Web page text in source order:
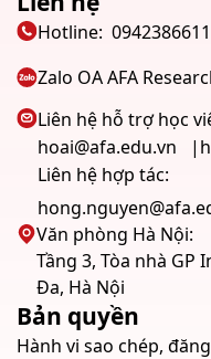
Hotline: 0942386611
Zalo OA AFA
Liên hệ hỗ trợ học
hoai@afa.edu.vn
Liên hệ hợp tác:
Văn phòng Hà Nội:
Tầng 3, Tòa nhà GP
Đa, Hà Nội
Bản quyền
Hành vi sao chép,